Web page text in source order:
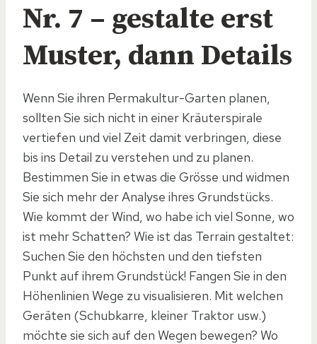
Nr. 7 – gestalte erst
Muster, dann Details
Wenn Sie ihren Permakultur-Garten planen,
sollten Sie sich nicht in einer Kräuterspirale
vertiefen und viel Zeit damit verbringen, diese
bis ins Detail zu verstehen und zu planen.
Bestimmen Sie in etwas die Grösse und widmen
Sie sich mehr der Analyse ihres Grundstücks.
Wie kommt der Wind, wo habe ich viel Sonne, wo
ist mehr Schatten? Wie ist das Terrain gestaltet:
Suchen Sie den höchsten und den tiefsten
Punkt auf ihrem Grundstück! Fangen Sie in den
Höhenlinien Wege zu visualisieren. Mit welchen
Geräten (Schubkarre, kleiner Traktor usw.)
möchte sie sich auf den Wegen bewegen? Wo